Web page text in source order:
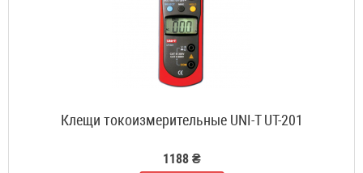
Клещи токоизмерительные UNI-T UT-201
1188 ₴